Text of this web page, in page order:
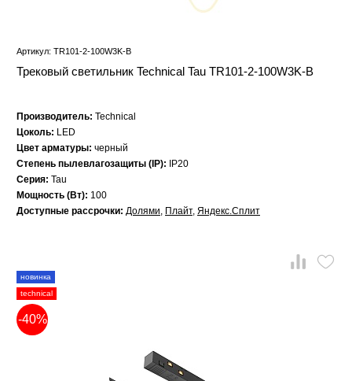
Артикул: TR101-2-100W3K-B
Трековый светильник Technical Tau TR101-2-100W3K-B
Производитель: Technical
Цоколь: LED
Цвет арматуры: черный
Степень пылевлагозащиты (IP):
IP20
Серия: Tau
Мощность (Вт): 100
Доступные рассрочки: Долями, Плайт, Яндекс.Сплит
новинка
technical
-40%